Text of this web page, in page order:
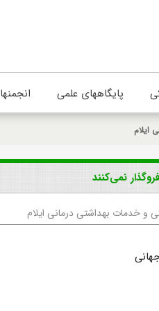
پایگاههای علمی انجمنها
ایلام
نمی‌کنند
و خدمات بهداشتی درمانی ایلام